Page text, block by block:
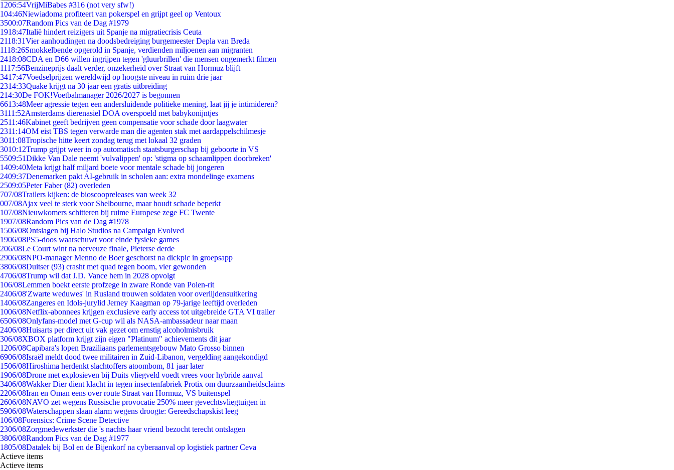
1206:54VrijMiBabes #316 (not very sfw!)
104:46Niewiadoma profiteert van pokerspel en grijpt geel op Ventoux
3500:07Random Pics van de Dag #1979
1918:47Italië hindert reizigers uit Spanje na migratiecrisis Ceuta
2118:31Vier aanhoudingen na doodsbedreiging burgemeester Depla van Breda
1118:26Smokkelbende opgerold in Spanje, verdienden miljoenen aan migranten
2418:08CDA en D66 willen ingrijpen tegen 'gluurbrillen' die mensen ongemerkt filmen
1117:56Benzineprijs daalt verder, onzekerheid over Straat van Hormuz blijft
3417:47Voedselprijzen wereldwijd op hoogste niveau in ruim drie jaar
2314:33Quake krijgt na 30 jaar een gratis uitbreiding
214:30De FOK!Voetbalmanager 2026/2027 is begonnen
6613:48Meer agressie tegen een andersluidende politieke mening, laat jij je intimideren?
3111:52Amsterdams dierenasiel DOA overspoeld met babykonijntjes
2511:46Kabinet geeft bedrijven geen compensatie voor schade door laagwater
2311:14OM eist TBS tegen verwarde man die agenten stak met aardappelschilmesje
3011:08Tropische hitte keert zondag terug met lokaal 32 graden
3010:12Trump grijpt weer in op automatisch staatsburgerschap bij geboorte in VS
5509:51Dikke Van Dale neemt 'vulvalippen' op: 'stigma op schaamlippen doorbreken'
1409:40Meta krijgt half miljard boete voor mentale schade bij jongeren
2409:37Denemarken pakt AI-gebruik in scholen aan: extra mondelinge examens
2509:05Peter Faber (82) overleden
707/08Trailers kijken: de bioscoopreleases van week 32
007/08Ajax veel te sterk voor Shelbourne, maar houdt schade beperkt
107/08Nieuwkomers schitteren bij ruime Europese zege FC Twente
1907/08Random Pics van de Dag #1978
1506/08Ontslagen bij Halo Studios na Campaign Evolved
1906/08PS5-doos waarschuwt voor einde fysieke games
206/08Le Court wint na nerveuze finale, Pieterse derde
2906/08NPO-manager Menno de Boer geschorst na dickpic in groepsapp
3806/08Duitser (93) crasht met quad tegen boom, vier gewonden
4706/08Trump wil dat J.D. Vance hem in 2028 opvolgt
106/08Lemmen boekt eerste profzege in zware Ronde van Polen-rit
2406/08'Zwarte weduwes' in Rusland trouwen soldaten voor overlijdensuitkering
1406/08Zangeres en Idols-jurylid Jerney Kaagman op 79-jarige leeftijd overleden
1006/08Netflix-abonnees krijgen exclusieve early access tot uitgebreide GTA VI trailer
6506/08Onlyfans-model met G-cup wil als NASA-ambassadeur naar maan
2406/08Huisarts per direct uit vak gezet om ernstig alcoholmisbruik
306/08XBOX platform krijgt zijn eigen "Platinum" achievements dit jaar
1206/08Capibara's lopen Braziliaans parlementsgebouw Mato Grosso binnen
6906/08Israël meldt dood twee militairen in Zuid-Libanon, vergelding aangekondigd
1506/08Hiroshima herdenkt slachtoffers atoombom, 81 jaar later
1906/08Drone met explosieven bij Duits vliegveld voedt vrees voor hybride aanval
3406/08Wakker Dier dient klacht in tegen insectenfabriek Protix om duurzaamheidsclaims
2206/08Iran en Oman eens over route Straat van Hormuz, VS buitenspel
2606/08NAVO zet wegens Russische provocatie 250% meer gevechtsvliegtuigen in
5906/08Waterschappen slaan alarm wegens droogte: Gereedschapskist leeg
106/08Forensics: Crime Scene Detective
2306/08Zorgmedewerkster die 's nachts haar vriend bezocht terecht ontslagen
3806/08Random Pics van de Dag #1977
1805/08Datalek bij Bol en de Bijenkorf na cyberaanval op logistiek partner Ceva
Actieve items
Actieve items